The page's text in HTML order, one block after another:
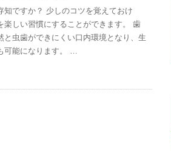
知ですか？ 少しのコツを覚えておけ
楽しい習慣にすることができます。 歯
と虫歯ができにくい口内環境となり、生
可能になります。 …